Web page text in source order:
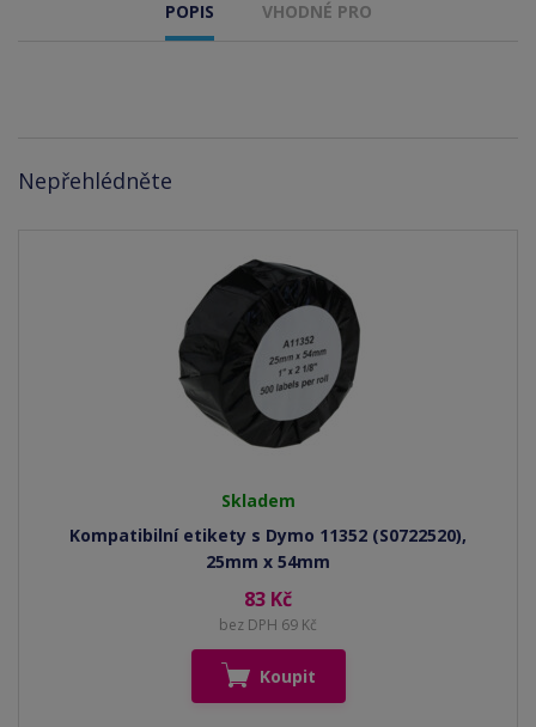
POPIS VHODNÉ PRO
Nepřehlédněte
Skladem
Kompatibilní etikety s Dymo 11352 (S0722520),
25mm x 54mm
83 Kč
bez DPH 69 Kč
Koupit